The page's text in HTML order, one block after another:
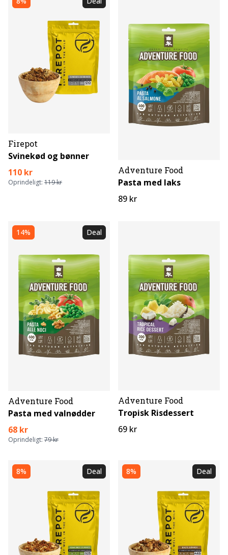
Firepot
Svinekød og bønner
110 kr
Oprindeligt: 119 kr
Adventure Food
Pasta med laks
89 kr
14% Deal
Adventure Food
Pasta med valnødder
68 kr
Oprindeligt: 79 kr
Adventure Food
Tropisk Risdessert
69 kr
8% Deal 8% Deal